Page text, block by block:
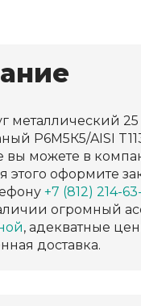
металлический
Р6М5К5/AISI
вы можете в
этого оформите
+7 (812) 214-
огромный
, адекватные
доставка.